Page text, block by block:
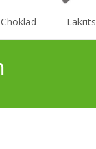
Choklad Lakrits